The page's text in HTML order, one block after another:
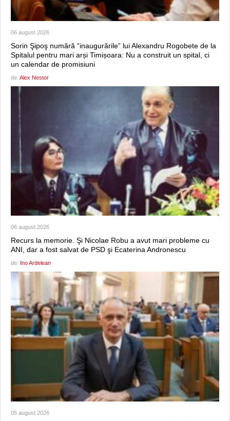
06 august 2026
Sorin Şipoş numără “inaugurările” lui Alexandru Rogobete de la
Spitalul pentru mari arși Timișoara: Nu a construit un spital, ci
un calendar de promisiuni
de: Alex Nestor
06 august 2026
Recurs la memorie. Şi Nicolae Robu a avut mari probleme cu
ANI, dar a fost salvat de PSD şi Ecaterina Andronescu
de: Ino Ardelean
05 august 2026